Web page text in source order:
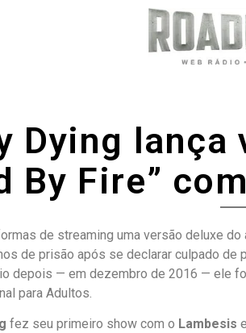
Dying
By Fire”
de streaming uma versão deluxe do
de prisão após se declarar culpado de
depois — em dezembro de 2016 — ele
para Adultos.
fez seu primeiro show com o Lambesis